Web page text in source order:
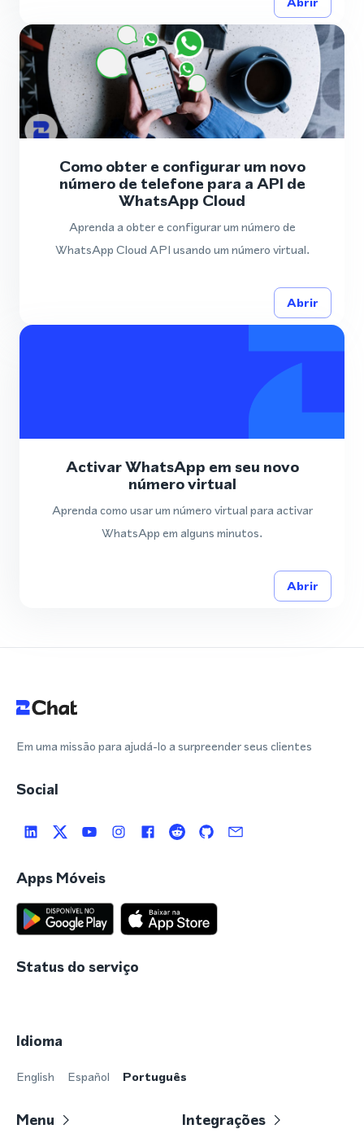
Como obter e configurar um novo
número de telefone para a API de
WhatsApp Cloud
Aprenda a obter e configurar um número de
WhatsApp Cloud API usando um número virtual.
Abrir
Activar WhatsApp em seu novo
número virtual
Aprenda como usar um número virtual para activar
WhatsApp em alguns minutos.
Abrir
Em uma missão para ajudá-lo a surpreender seus clientes
Social
Apps Móveis
Status do serviço
Idioma
English Español Português
Menu Integrações